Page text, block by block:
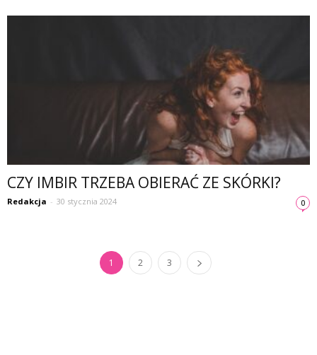
CZY IMBIR TRZEBA OBIERAĆ ZE SKÓRKI?
Redakcja - 30 stycznia 2024 0
1 2 3